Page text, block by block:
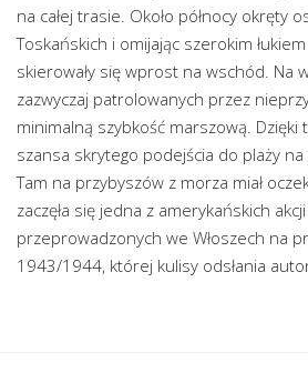
na całej trasie. Około północy okręty
Toskańskich i omijając szerokim
skierowały się wprost na wschód. Na
zazwyczaj patrolowanych przez
minimalną szybkość marszową. Dzięki
szansa skrytego podejścia do plaży na
Tam na przybyszów z morza miał
zaczęła się jedna z amerykańskich
przeprowadzonych we Włoszech na
1943/1944, której kulisy odsłania